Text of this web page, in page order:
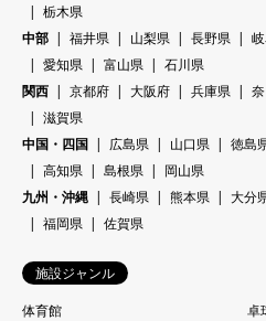
栃木県
中部
福井県 山梨県 長野県
愛知県
富山県
石川県
関西
京都府 大阪府 兵庫県
滋賀県
中国・四国
広島県 山口県 徳島
高知県
島根県
岡山県
九州・沖縄
長崎県 熊本県 大分
福岡県
佐賀県
施設ジャンル
体育館
卓